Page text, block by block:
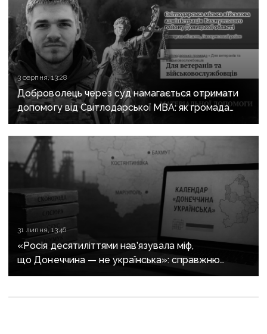
3 серпня, 13:28
Доброволець через суд намагається отримати
допомогу від Світлодарської МВА: як громада
руйнує довіру до влади
31 липня, 13:46
«Росія десятиліттями нав’язувала міф,
що Донеччина — не українська»: справжню
історію регіону зберуть в унікальному календарі